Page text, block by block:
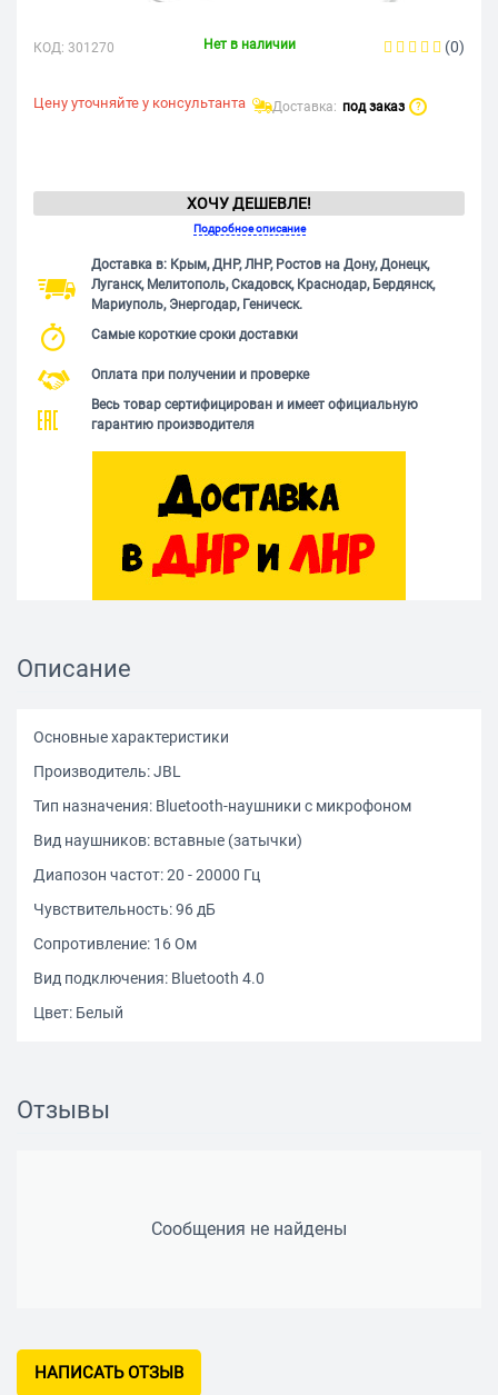
КОД: 301270 Нет в наличии (0)
Цену уточняйте у консультанта Доставка: под заказ ?
ХОЧУ ДЕШЕВЛЕ!
Подробное описание
Доставка в: Крым, ДНР, ЛНР, Ростов на Дону, Донецк,
Луганск, Мелитополь, Скадовск, Краснодар, Бердянск,
Мариуполь, Энергодар, Геническ.
Самые короткие сроки доставки
Оплата при получении и проверке
Весь товар сертифицирован и имеет официальную
гарантию производителя
Описание
Основные характеристики
Производитель: JBL
Тип назначения: Bluetooth-наушники с микрофоном
Вид наушников: вставные (затычки)
Диапозон частот: 20 - 20000 Гц
Чувствительность: 96 дБ
Сопротивление: 16 Ом
Вид подключения: Bluetooth 4.0
Цвет: Белый
Отзывы
Сообщения не найдены
НАПИСАТЬ ОТЗЫВ